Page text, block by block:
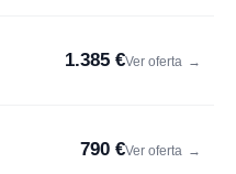
1.385 €Ver oferta →
790 €Ver oferta →